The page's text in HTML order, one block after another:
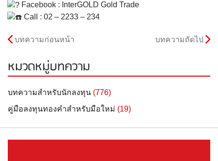
Facebook : InterGOLD Gold Trade
Call : 02 – 2233 – 234
บทความก่อนหน้า บทความถัดไป
หมวดหมู่บทความ
บทความสำหรับนักลงทุน (776)
คู่มือลงทุนทองคำสำหรับมือใหม่ (19)